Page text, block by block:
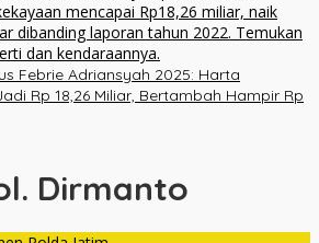
Febrie Adriansyah 2025: Harta
Rp 18,26 Miliar, Bertambah Hampir Rp
Dirmanto